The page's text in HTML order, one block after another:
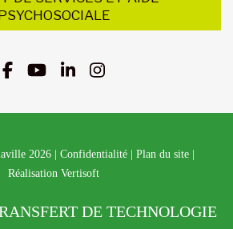
2026 Confidentialité Plan du site
Réalisation Vertisoft
DE TECHNOLOGIE